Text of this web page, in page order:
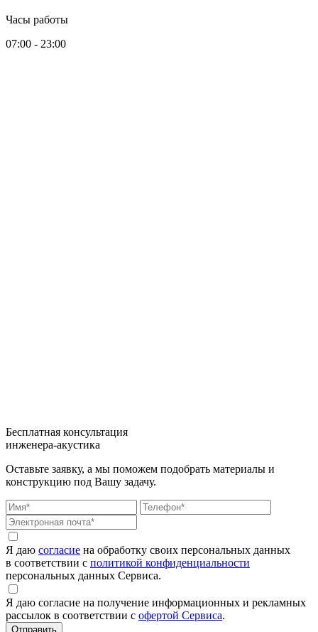
Часы работы
07:00 - 23:00
Бесплатная консультация
инженера-акустика
Оставьте заявку, а мы поможем подобрать материалы и
конструкцию под Вашу задачу.
Я даю согласие на обработку своих персональных данных
в соответствии с политикой конфиденциальности
персональных данных Сервиса.
Я даю согласие на получение информационных и рекламных
рассылок в соответствии с офертой Сервиса.